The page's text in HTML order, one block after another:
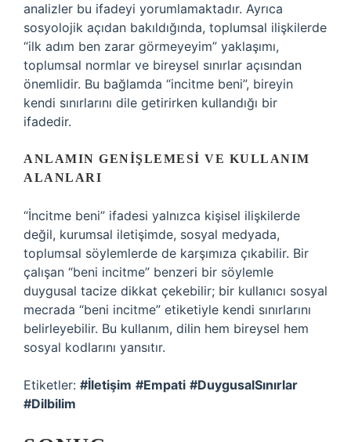
analizler bu ifadeyi yorumlamaktadır. Ayrıca
sosyolojik açıdan bakıldığında, toplumsal ilişkilerde
“ilk adım ben zarar görmeyeyim” yaklaşımı,
toplumsal normlar ve bireysel sınırlar açısından
önemlidir. Bu bağlamda “incitme beni”, bireyin
kendi sınırlarını dile getirirken kullandığı bir
ifadedir.
ANLAMIN GENIŞLEMESI VE KULLANIM
ALANLARI
“İncitme beni” ifadesi yalnızca kişisel ilişkilerde
değil, kurumsal iletişimde, sosyal medyada,
toplumsal söylemlerde de karşımıza çıkabilir. Bir
çalışan “beni incitme” benzeri bir söylemle
duygusal tacize dikkat çekebilir; bir kullanıcı sosyal
mecrada “beni incitme” etiketiyle kendi sınırlarını
belirleyebilir. Bu kullanım, dilin hem bireysel hem
sosyal kodlarını yansıtır.
Etiketler: #İletişim #Empati #DuygusalSınırlar
#Dilbilim